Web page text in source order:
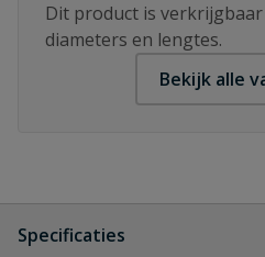
Dit product is
diameters en lengtes.
Bekijk alle
Specificaties